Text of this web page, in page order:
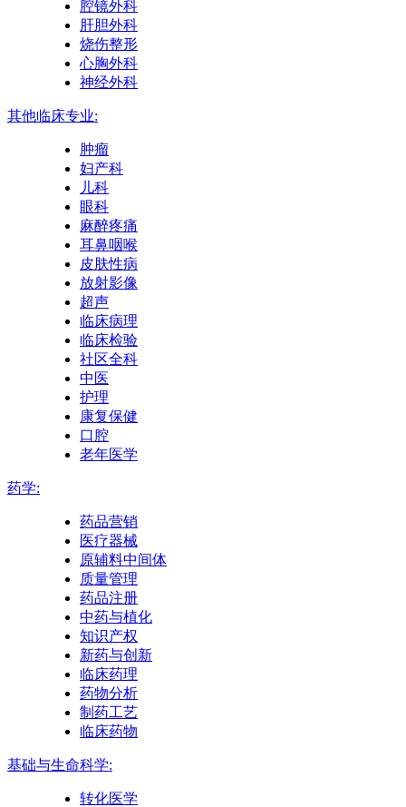
腔镜外科
肝胆外科
烧伤整形
心胸外科
神经外科
其他临床专业:
肿瘤
妇产科
儿科
眼科
麻醉疼痛
耳鼻咽喉
皮肤性病
放射影像
超声
临床病理
临床检验
社区全科
中医
护理
康复保健
口腔
老年医学
药学:
药品营销
医疗器械
原辅料中间体
质量管理
药品注册
中药与植化
知识产权
新药与创新
临床药理
药物分析
制药工艺
临床药物
基础与生命科学:
转化医学